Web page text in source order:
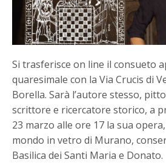
Si trasferisce on line il consueto
quaresimale con la Via Crucis di
Borella. Sarà l’autore stesso,
scrittore e ricercatore storico, a
23 marzo alle ore 17 la sua opera,
mondo in vetro di Murano,
Basilica dei Santi Maria e Donato.